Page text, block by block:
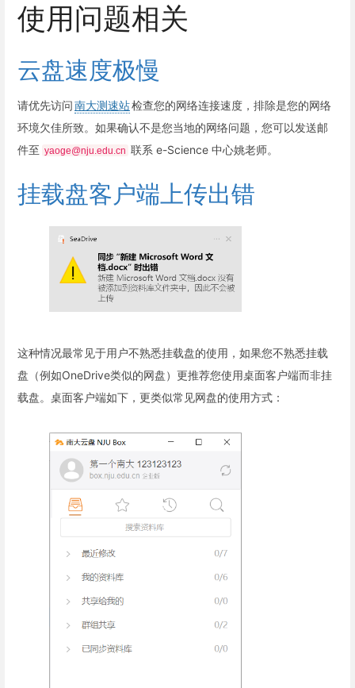
使用问题相关
云盘速度极慢
请优先访问南大测速站检查您的网络连接速度，排除是您的网络
环境欠佳所致。如果确认不是您当地的网络问题，您可以发送邮
件至 yaoge@nju.edu.cn 联系 e-Science 中心姚老师。
挂载盘客户端上传出错
这种情况最常见于用户不熟悉挂载盘的使用，如果您不熟悉挂载
盘（例如OneDrive类似的网盘）更推荐您使用桌面客户端而非挂
载盘。桌面客户端如下，更类似常见网盘的使用方式：